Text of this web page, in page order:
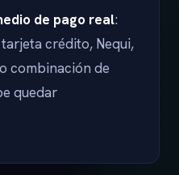
de pago real:
crédito, Nequi,
combinación de
quedar